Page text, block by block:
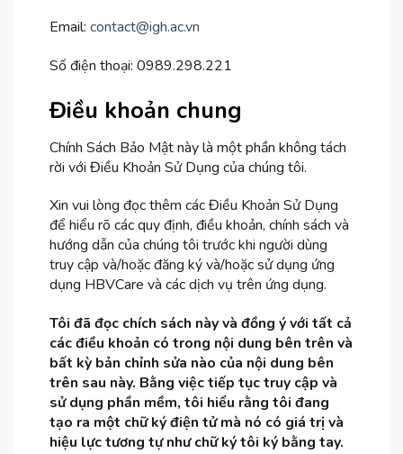
Email: contact@igh.ac.vn
Số điện thoại: 0989.298.221
Điều khoản chung
Chính Sách Bảo Mật này là một phần không tách
rời với Điều Khoản Sử Dụng của chúng tôi.
Xin vui lòng đọc thêm các Điều Khoản Sử Dụng
để hiểu rõ các quy định, điều khoản, chính sách và
hướng dẫn của chúng tôi trước khi người dùng
truy cập và/hoặc đăng ký và/hoặc sử dụng ứng
dụng HBVCare và các dịch vụ trên ứng dụng.
Tôi đã đọc chích sách này và đồng ý với tất cả
các điều khoản có trong nội dung bên trên và
bất kỳ bản chỉnh sửa nào của nội dung bên
trên sau này. Bằng việc tiếp tục truy cập và
sử dụng phần mềm, tôi hiểu rằng tôi đang
tạo ra một chữ ký điện tử mà nó có giá trị và
hiệu lực tương tự như chữ ký tôi ký bằng tay.